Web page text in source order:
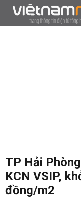
TP Hải
KCN VSIP,
đồng/m2